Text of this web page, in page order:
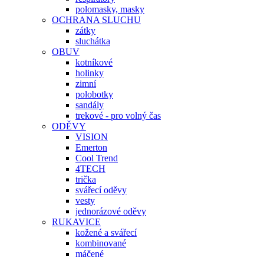
polomasky, masky
OCHRANA SLUCHU
zátky
sluchátka
OBUV
kotníkové
holinky
zimní
polobotky
sandály
trekové - pro volný čas
ODĚVY
VISION
Emerton
Cool Trend
4TECH
trička
svářecí oděvy
vesty
jednorázové oděvy
RUKAVICE
kožené a svářecí
kombinované
máčené